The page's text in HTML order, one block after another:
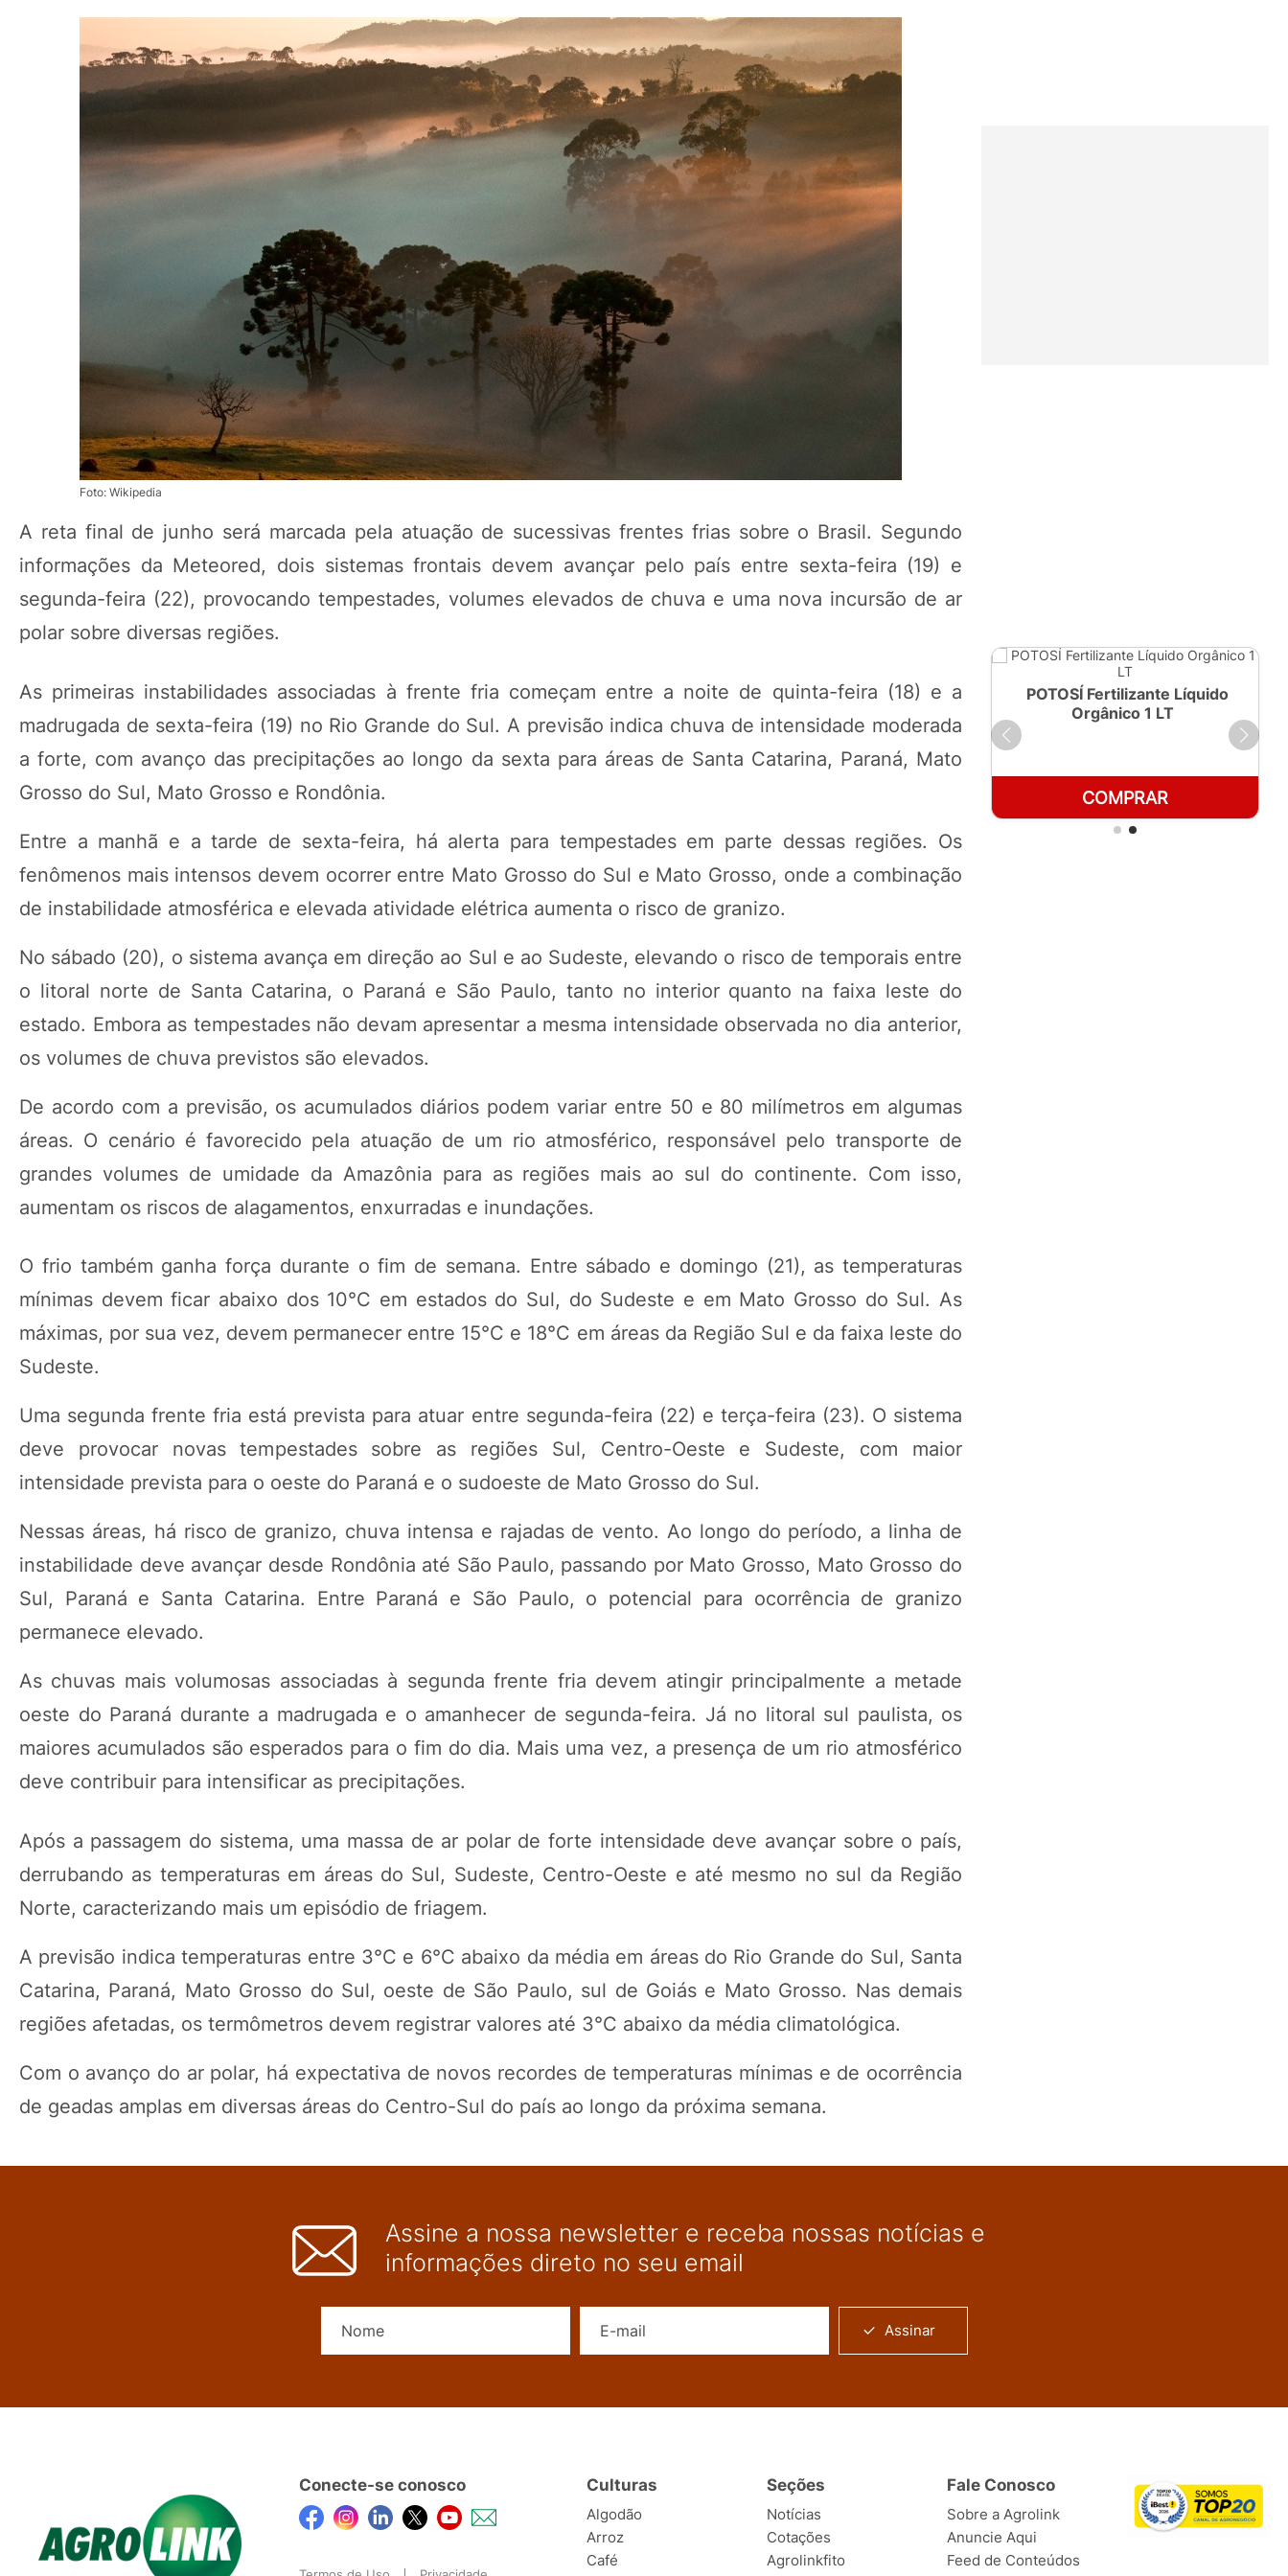
Foto: Wikipedia
A reta final de junho será marcada pela atuação de sucessivas frentes frias sobre o Brasil. Segundo
informações da Meteored, dois sistemas frontais devem avançar pelo país entre sexta-feira (19) e
segunda-feira (22), provocando tempestades, volumes elevados de chuva e uma nova incursão de ar
polar sobre diversas regiões.
As primeiras instabilidades associadas à frente fria começam entre a noite de quinta-feira (18) e a
madrugada de sexta-feira (19) no Rio Grande do Sul. A previsão indica chuva de intensidade moderada
a forte, com avanço das precipitações ao longo da sexta para áreas de Santa Catarina, Paraná, Mato
Grosso do Sul, Mato Grosso e Rondônia.
Entre a manhã e a tarde de sexta-feira, há alerta para tempestades em parte dessas regiões. Os
fenômenos mais intensos devem ocorrer entre Mato Grosso do Sul e Mato Grosso, onde a combinação
de instabilidade atmosférica e elevada atividade elétrica aumenta o risco de granizo.
No sábado (20), o sistema avança em direção ao Sul e ao Sudeste, elevando o risco de temporais entre
o litoral norte de Santa Catarina, o Paraná e São Paulo, tanto no interior quanto na faixa leste do
estado. Embora as tempestades não devam apresentar a mesma intensidade observada no dia anterior,
os volumes de chuva previstos são elevados.
De acordo com a previsão, os acumulados diários podem variar entre 50 e 80 milímetros em algumas
áreas. O cenário é favorecido pela atuação de um rio atmosférico, responsável pelo transporte de
grandes volumes de umidade da Amazônia para as regiões mais ao sul do continente. Com isso,
aumentam os riscos de alagamentos, enxurradas e inundações.
O frio também ganha força durante o fim de semana. Entre sábado e domingo (21), as temperaturas
mínimas devem ficar abaixo dos 10°C em estados do Sul, do Sudeste e em Mato Grosso do Sul. As
máximas, por sua vez, devem permanecer entre 15°C e 18°C em áreas da Região Sul e da faixa leste do
Sudeste.
Uma segunda frente fria está prevista para atuar entre segunda-feira (22) e terça-feira (23). O sistema
deve provocar novas tempestades sobre as regiões Sul, Centro-Oeste e Sudeste, com maior
intensidade prevista para o oeste do Paraná e o sudoeste de Mato Grosso do Sul.
Nessas áreas, há risco de granizo, chuva intensa e rajadas de vento. Ao longo do período, a linha de
instabilidade deve avançar desde Rondônia até São Paulo, passando por Mato Grosso, Mato Grosso do
Sul, Paraná e Santa Catarina. Entre Paraná e São Paulo, o potencial para ocorrência de granizo
permanece elevado.
As chuvas mais volumosas associadas à segunda frente fria devem atingir principalmente a metade
oeste do Paraná durante a madrugada e o amanhecer de segunda-feira. Já no litoral sul paulista, os
maiores acumulados são esperados para o fim do dia. Mais uma vez, a presença de um rio atmosférico
deve contribuir para intensificar as precipitações.
Após a passagem do sistema, uma massa de ar polar de forte intensidade deve avançar sobre o país,
derrubando as temperaturas em áreas do Sul, Sudeste, Centro-Oeste e até mesmo no sul da Região
Norte, caracterizando mais um episódio de friagem.
A previsão indica temperaturas entre 3°C e 6°C abaixo da média em áreas do Rio Grande do Sul, Santa
Catarina, Paraná, Mato Grosso do Sul, oeste de São Paulo, sul de Goiás e Mato Grosso. Nas demais
regiões afetadas, os termômetros devem registrar valores até 3°C abaixo da média climatológica.
Com o avanço do ar polar, há expectativa de novos recordes de temperaturas mínimas e de ocorrência
de geadas amplas em diversas áreas do Centro-Sul do país ao longo da próxima semana.
POTOSÍ Fertilizante Líquido
POTOSÍ Fertilizante Líquido
Orgânico 1 LT
COMPRAR
Assine a nossa newsletter e receba nossas notícias e
informações direto no seu email
Assinar
Conecte-se conosco Culturas
Algodão
Arroz
Café
Seções
Notícias
Cotações
Agrolinkfito
Fale Conosco
Sobre a Agrolink
Anuncie Aqui
Feed de Conteúdos